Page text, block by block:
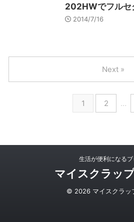
202HWでフルセ
2014/7/16
1 2 …
Next »
生活が便利になる
マイスクラッ
© 2026 マイスクラッ